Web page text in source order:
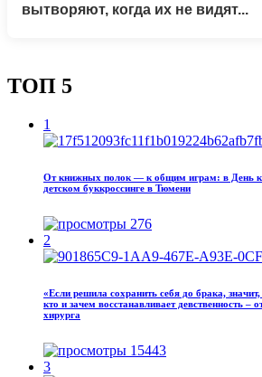
вытворяют, когда их не видят...
ТОП 5
1
От книжных полок — к общим играм: в День
детском буккроссинге в Тюмени
276
2
«Если решила сохранить себя до брака,
кто и зачем восстанавливает девственность –
хирурга
15443
3